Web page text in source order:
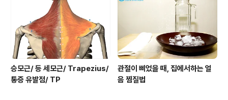
승모근/ 등 세모근/ Trapezius/
통증 유발점/ TP
관절이 삐었을 때, 집에서하는 얼
음 찜질법